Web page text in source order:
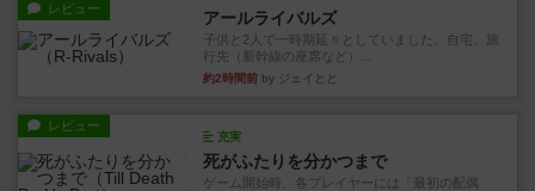
レビュー アールライバルズ
子供と2人で一時期延々としていました。自宅、旅
行先（新幹線の座席など）...
約2時間前 by ジェイとと
レビュー
充実
死がふたりを分かつまで
ゲーム開始時、各プレイヤーには「最初の配偶